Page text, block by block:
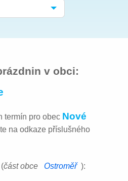
v obci:
termín pro obec Nové
na odkaze příslušného
část obce Ostroměř ):